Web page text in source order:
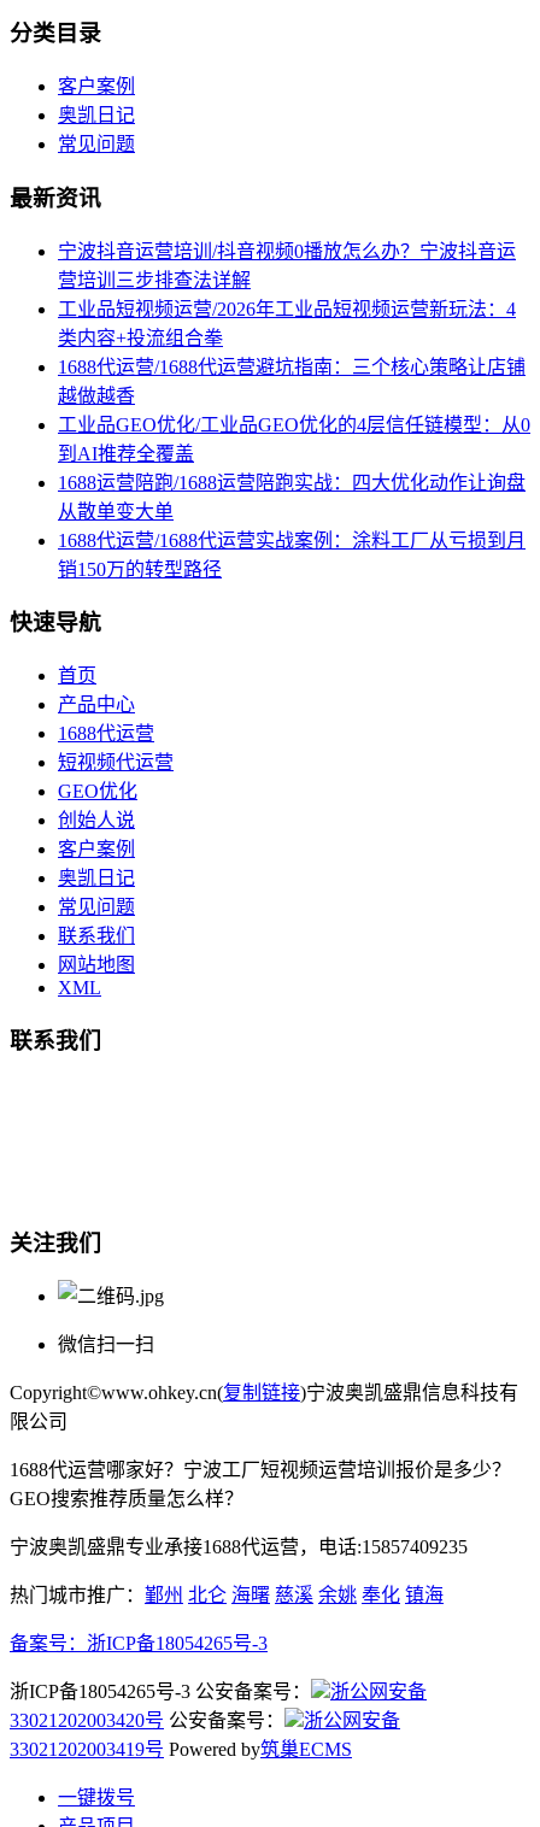
分类目录
客户案例
奥凯日记
常见问题
最新资讯
宁波抖音运营培训/抖音视频0播放怎么办？宁波抖音运
营培训三步排查法详解
工业品短视频运营/2026年工业品短视频运营新玩法：4
类内容+投流组合拳
1688代运营/1688代运营避坑指南：三个核心策略让店铺
越做越香
工业品GEO优化/工业品GEO优化的4层信任链模型：从0
到AI推荐全覆盖
1688运营陪跑/1688运营陪跑实战：四大优化动作让询盘
从散单变大单
1688代运营/1688代运营实战案例：涂料工厂从亏损到月
销150万的转型路径
快速导航
首页
产品中心
1688代运营
短视频代运营
GEO优化
创始人说
客户案例
奥凯日记
常见问题
联系我们
网站地图
XML
联系我们
关注我们
微信扫一扫
Copyright©www.ohkey.cn(复制链接)宁波奥凯盛鼎信息科技有
限公司
1688代运营哪家好？宁波工厂短视频运营培训报价是多少？
GEO搜索推荐质量怎么样？
宁波奥凯盛鼎专业承接1688代运营，电话:15857409235
热门城市推广： 鄞州 北仑 海曙 慈溪 余姚 奉化 镇海
备案号： 浙ICP备18054265号-3
浙ICP备18054265号-3 公安备案号：
浙公网安备
33021202003420号 公安备案号：
浙公网安备
33021202003419号 Powered by筑巢ECMS
一键拨号